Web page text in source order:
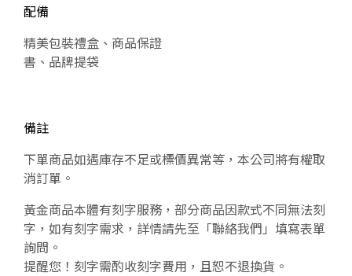
配備
精美包裝禮盒、商品保證
書、品牌提袋
備註
下單商品如遇庫存不足或標價異常等，本公司將有權取
消訂單。
黃金商品本體有刻字服務，部分商品因款式不同無法刻
字，如有刻字需求，詳情請先至「聯絡我們」填寫表單
詢問。
提醒您！刻字需酌收刻字費用，且恕不退換貨。